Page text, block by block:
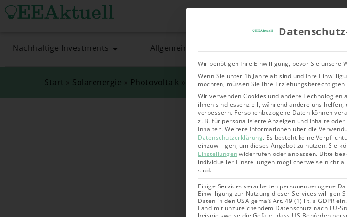
Nachhaltige Investments Allgemein
Start » Solarenergie » Photovoltaik » Wie Sie Ihre erneuerbare
Wir benötigen Ihre Einwilligung, bevor Sie unsere
Wenn Sie unter 16 Jahre alt sind und Ihre
möchten, müssen Sie Ihre
Wir verwenden Cookies und andere Technologien
ihnen sind essenziell, während andere uns
verbessern. Personenbezogene Daten können
z. B. für personalisierte Anzeigen und Inhalte
Inhalten. Weitere Informationen über die
Datenschutzerklärung. Es besteht keine
einzuwilligen, um dieses Angebot zu nutzen. Sie
Einstellungen widerrufen oder anpassen. Bitte
individueller Einstellungen möglicherweise nicht
sind.
Einige Services verarbeiten personenbezogene
Einwilligung zur Nutzung dieser Services willigen
Daten in den USA gemäß Art. 49 (1) lit. a GDPR
Land mit unzureichendem Datenschutz nach EU-
beispielsweise die Gefahr, dass US-Behörden